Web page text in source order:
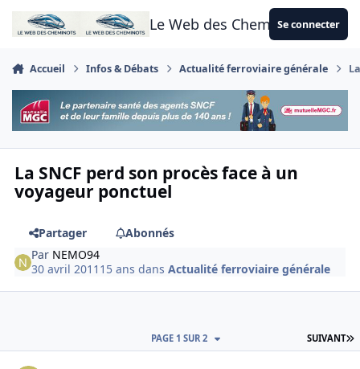
Aller au contenu
Le Web des CheminotsSe connecter
Accueil Infos & Débats Actualité ferroviaire générale
La SNCF perd son procès face à un
voyageur ponctuel
Partager
Abonnés
Par NEMO94
30 avril 2011 15 ans dansActualité ferroviaire générale
SUIVANT
PAGE 1 SUR 2